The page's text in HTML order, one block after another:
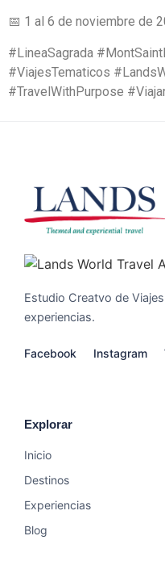
📅 1 al 6 de noviembre de
#LineaSagrada
#ViajesTematicos
#TravelWithPurpose
Estudio Creatvo de
experiencias.
Facebook Instagram
Explorar
Inicio
Destinos
Experiencias
Blog